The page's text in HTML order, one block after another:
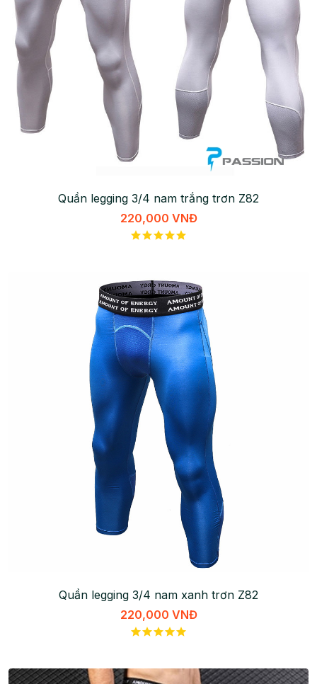
Quần legging 3/4 nam trắng trơn Z82
220,000 VNĐ
Quần legging 3/4 nam xanh trơn Z82
220,000 VNĐ